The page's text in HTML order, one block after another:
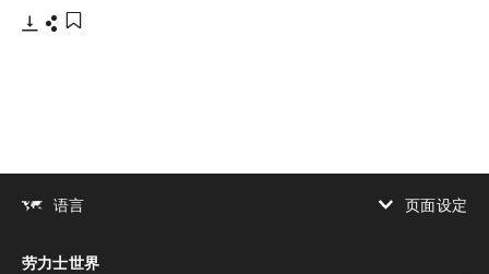
语言
页面设定
增加对比度
停用
劳力士世界